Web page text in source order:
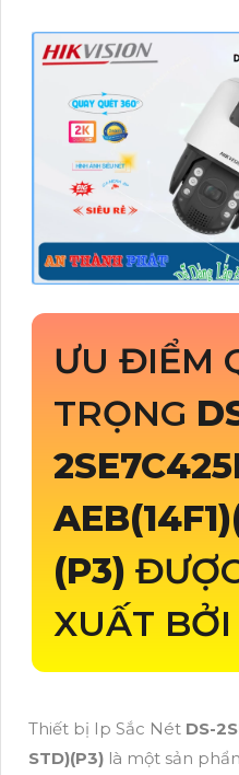
ƯU ĐIỂM
TRỌNG
(P3)
XUẤT
Thiết bị Ip Sắc Nét DS-
STD)(P3) là một sản